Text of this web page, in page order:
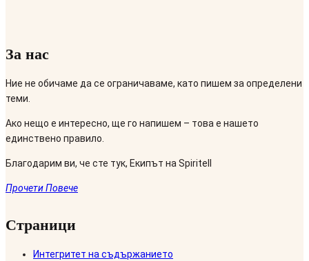
За нас
Ние не обичаме да се ограничаваме, като пишем за определени
теми.
Ако нещо е интересно, ще го напишем – това е нашето
единствено правило.
Благодарим ви, че сте тук, Екипът на Spiritell
Прочети Повече
Страници
Интегритет на съдържанието